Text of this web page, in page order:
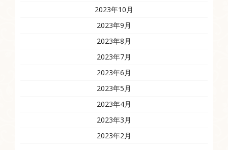
2023年10月
2023年9月
2023年8月
2023年7月
2023年6月
2023年5月
2023年4月
2023年3月
2023年2月